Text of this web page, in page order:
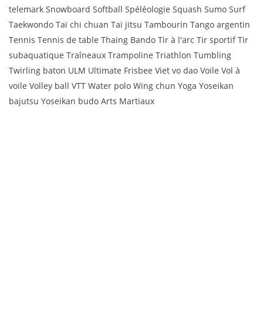
telemark Snowboard Softball Spéléologie Squash Sumo Surf
Taekwondo Taï chi chuan Taï jitsu Tambourin Tango argentin
Tennis Tennis de table Thaing Bando Tir à l'arc Tir sportif Tir
subaquatique Traîneaux Trampoline Triathlon Tumbling
Twirling baton ULM Ultimate Frisbee Viet vo dao Voile Vol à
voile Volley ball VTT Water polo Wing chun Yoga Yoseikan
bajutsu Yoseikan budo Arts Martiaux